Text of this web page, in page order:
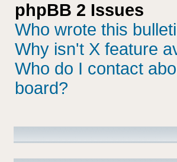
phpBB 2 Issues
Who wrote this
Why isn't X feature
Who do I contact
board?